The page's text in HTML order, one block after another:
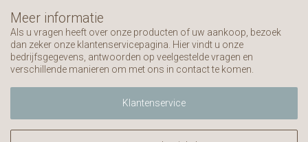
Meer informatie
Als u vragen heeft over onze producten of uw aankoop, bezoek
dan zeker onze klantenservicepagina. Hier vindt u onze
bedrijfsgegevens, antwoorden op veelgestelde vragen en
verschillende manieren om met ons in contact te komen.
Klantenservice